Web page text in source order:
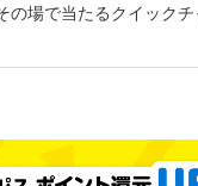
の場で当たるクイック